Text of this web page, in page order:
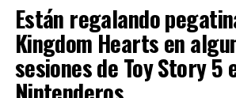
Están regalando
Kingdom Hearts en
sesiones de Toy Story 5